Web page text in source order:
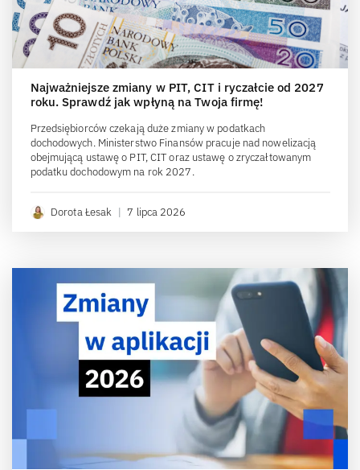
Najważniejsze zmiany w PIT, CIT i ryczałcie od 2027
roku. Sprawdź jak wpłyną na Twoja firmę!
Przedsiębiorców czekają duże zmiany w podatkach
dochodowych. Ministerstwo Finansów pracuje nad nowelizacją
obejmującą ustawę o PIT, CIT oraz ustawę o zryczałtowanym
podatku dochodowym na rok 2027.
Dorota Łesak | 7 lipca 2026